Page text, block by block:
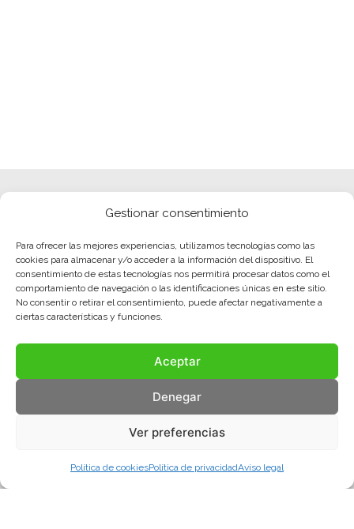
Gestionar consentimiento
Para ofrecer las mejores experiencias, utilizamos tecnologías como las
cookies para almacenar y/o acceder a la información del dispositivo. El
consentimiento de estas tecnologías nos permitirá procesar datos como el
comportamiento de navegación o las identificaciones únicas en este sitio.
No consentir o retirar el consentimiento, puede afectar negativamente a
ciertas características y funciones.
Aceptar
Denegar
Ver preferencias
Política de cookiesPolítica de privacidadAviso legal